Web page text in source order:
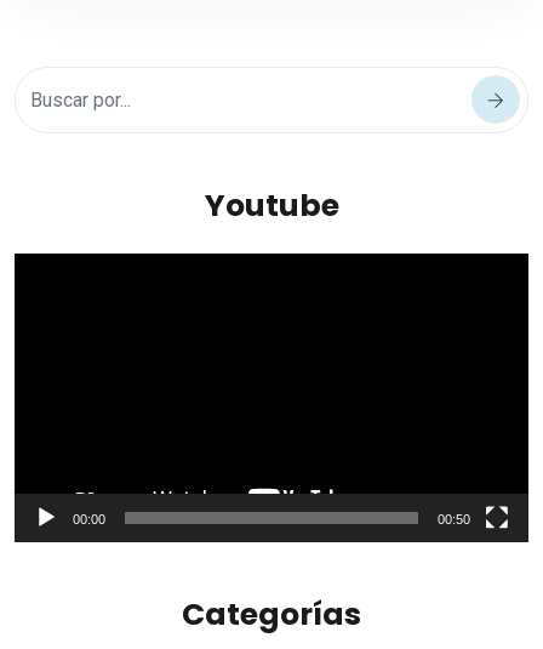
Youtube
00:00 00:50
Categorías